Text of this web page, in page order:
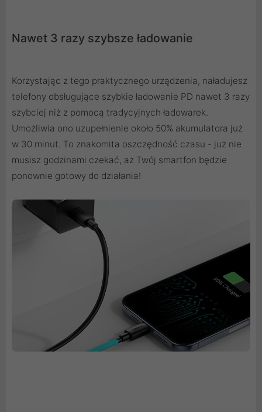
Nawet 3 razy szybsze ładowanie
Korzystając z tego praktycznego urządzenia, naładujesz
telefony obsługujące szybkie ładowanie PD nawet 3 razy
szybciej niż z pomocą tradycyjnych ładowarek.
Umożliwia ono uzupełnienie około 50% akumulatora już
w 30 minut. To znakomita oszczędność czasu - już nie
musisz godzinami czekać, aż Twój smartfon będzie
ponownie gotowy do działania!